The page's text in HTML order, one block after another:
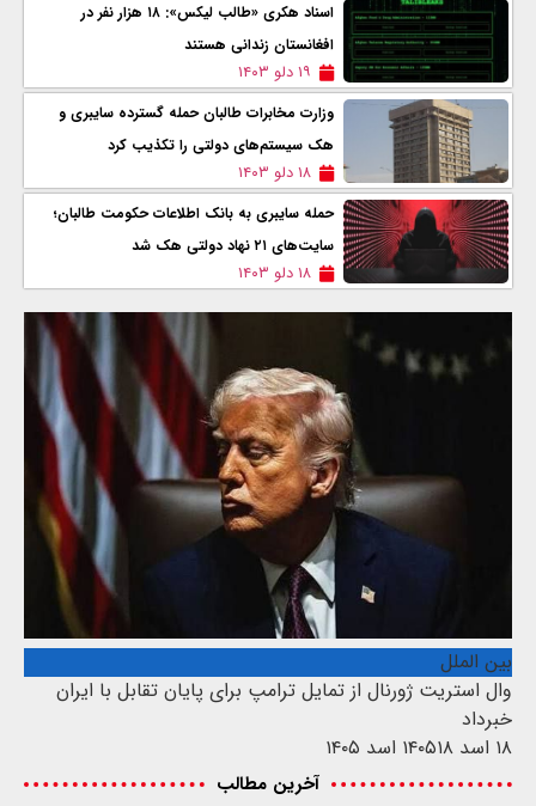
اسناد هکری «طالب لیکس»: ۱۸ هزار نفر در
افغانستان زندانی هستند
۱۹ دلو ۱۴۰۳
وزارت مخابرات طالبان حمله گسترده سایبری و
هک سیستم‌های دولتی را تکذیب کرد
۱۸ دلو ۱۴۰۳
حمله سایبری به بانک اطلاعات حکومت طالبان؛
سایت‌های ۲۱ نهاد دولتی هک شد
۱۸ دلو ۱۴۰۳
بین الملل
وال‌ استریت ژورنال از تمایل ترامپ برای پایان تقابل با ایران
خبرداد
۱۸ اسد ۱۴۰۵
۱۸ اسد ۱۴۰۵
آخرین مطالب